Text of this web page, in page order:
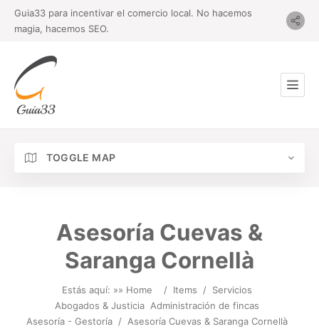
Guia33 para incentivar el comercio local. No hacemos
magia, hacemos SEO.
TOGGLE MAP
Asesoría Cuevas &
Saranga Cornellà
Estás aquí: »» Home / Items / Servicios
Abogados & Justicia Administración de fincas
Asesoría - Gestoría / Asesoría Cuevas & Saranga Cornellà